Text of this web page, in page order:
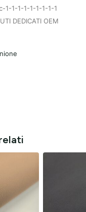
1-1-1-1-1-1-1-1-1
DEDICATI OEM